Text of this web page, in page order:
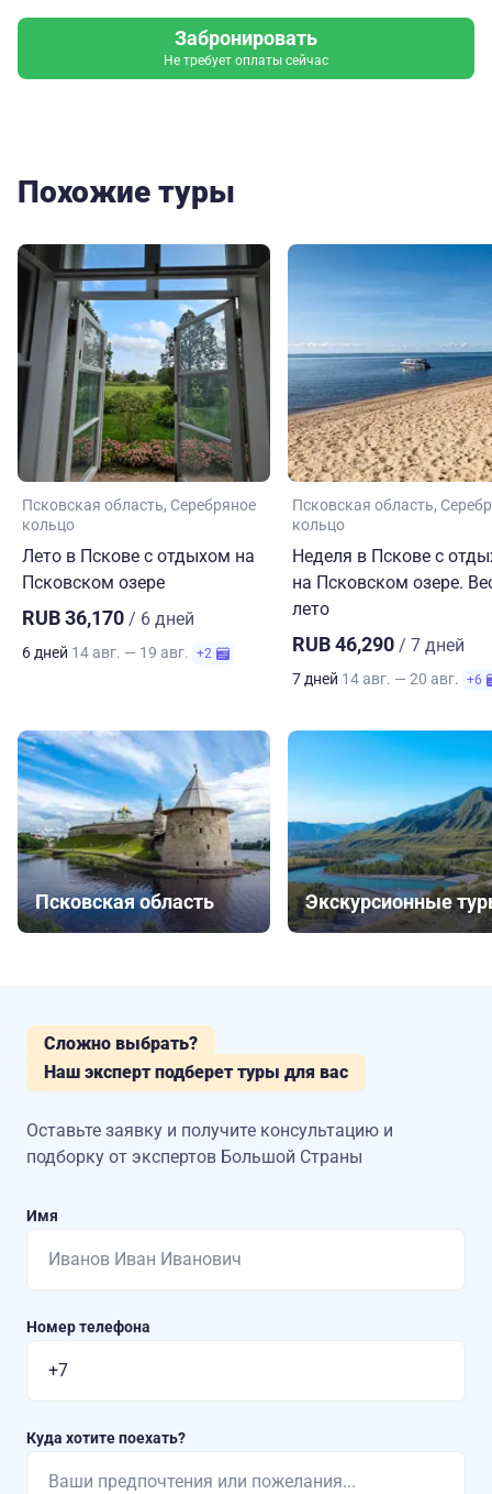
Забронировать
Не требует оплаты сейчас
Похожие туры
Псковская область Серебряное
кольцо
Лето в Пскове с отдыхом на
Псковском озере
RUB 36,170 / 6 дней
6 дней 14 авг. — 19 авг. +2
Псковская область
кольцо
Неделя в Пскове с
на Псковском озере.
лето
RUB 46,290 / 7 дней
7 дней 14 авг. — 20 авг. +6
Псковская область Экскурсионные
Сложно выбрать?
Наш эксперт подберет туры для вас
Оставьте заявку и получите консультацию и
подборку от экспертов Большой Страны
Имя
Номер телефона
Куда хотите поехать?